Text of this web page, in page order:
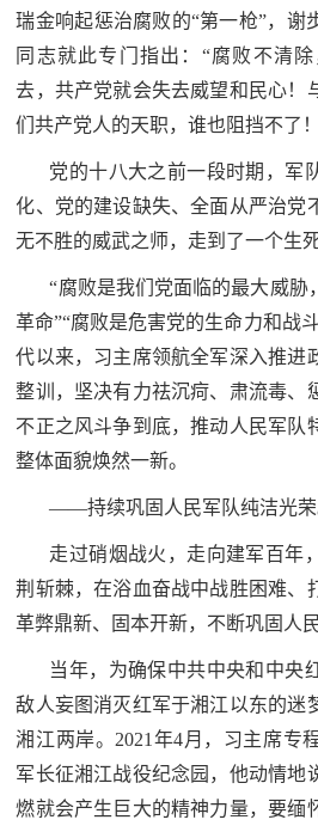
瑞金响起惩治腐败的“第一枪”，谢
同志就此专门指出：“腐败不清
去，共产党就会失去威望和民心！
们共产党人的天职，谁也阻挡不了
党的十八大之前一段时期，军
化、党的建设缺失、全面从严治党
无不胜的威武之师，走到了一个生
“腐败是我们党面临的最大威胁
革命”“腐败是危害党的生命力和
代以来，习主席领航全军深入推进
整训，坚决有力祛沉疴、肃流毒、
不正之风斗争到底，推动人民军队
整体面貌焕然一新。
——持续巩固人民军队纯洁光荣
走过硝烟战火，走向建军百年
荆斩棘，在浴血奋战中战胜困难、
革弊鼎新、固本开新，不断巩固人
当年，为确保中共中央和中央
敌人妄图消灭红军于湘江以东的迷
湘江两岸。2021年4月，习主席专
军长征湘江战役纪念园，他动情地
燃就会产生巨大的精神力量，要缅